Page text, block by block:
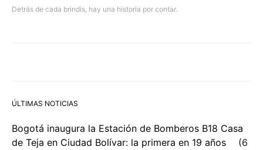
Detrás de cada brindis, hay una historia por contar.
ÚLTIMAS NOTICIAS
Bogotá inaugura la Estación de Bomberos B18 Casa
de Teja en Ciudad Bolívar: la primera en 19 años
6